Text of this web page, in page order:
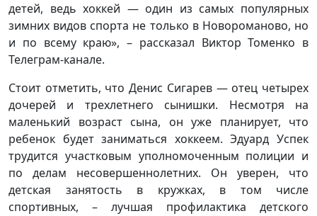
детей, ведь хоккей — один из самых популярных
зимних видов спорта не только в Новороманово, но
и по всему краю», – рассказал Виктор Томенко в
Телеграм-канале.
Стоит отметить, что Денис Сигарев — отец четырех
дочерей и трехлетнего сынишки. Несмотря на
маленький возраст сына, он уже планирует, что
ребенок будет заниматься хоккеем. Эдуард Успек
трудится участковым уполномоченным полиции и
по делам несовершеннолетних. Он уверен, что
детская занятость в кружках, в том числе
спортивных, – лучшая профилактика детского